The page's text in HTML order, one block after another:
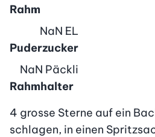
Rahm
Puderzucker
NaN EL
Rahmhalter
NaN Päckli
4 grosse Sterne auf ein
schlagen, in einen